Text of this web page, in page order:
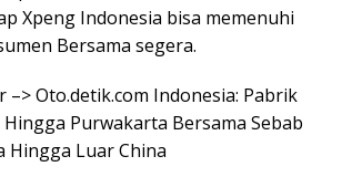
Xpeng Indonesia bisa memenuhi
Bersama segera.
–> Oto.detik.com Indonesia: Pabrik
Purwakarta Bersama Sebab
Hingga Luar China